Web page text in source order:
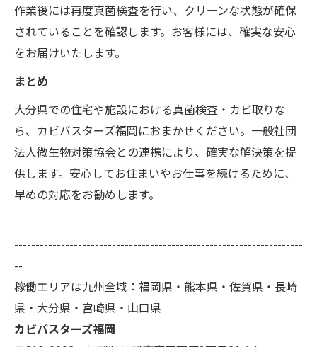
作業後には再度真菌検査を行い、クリーンな状態が確保
されていることを確認します。お客様には、確実な安心
をお届けいたします。
まとめ
大分県での住宅や施設における真菌検査・カビ取りな
ら、カビバスターズ福岡におまかせください。一般社団
法人微生物対策協会との連携により、確実な解決策を提
供します。安心してお住まいやお仕事を続けるために、
早めの対応をお勧めします。
--------------------------------------------------------------------
--
稼働エリアは九州全域：福岡県・熊本県・佐賀県・長崎
県・大分県・宮崎県・山口県
カビバスターズ福岡